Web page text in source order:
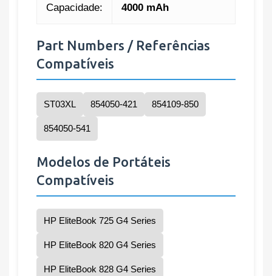
Capacidade: 4000 mAh
Part Numbers / Referências
Compatíveis
ST03XL 854050-421 854109-850
854050-541
Modelos de Portáteis
Compatíveis
HP EliteBook 725 G4 Series
HP EliteBook 820 G4 Series
HP EliteBook 828 G4 Series